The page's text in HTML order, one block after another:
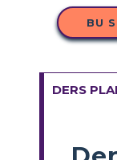
BU
DERS